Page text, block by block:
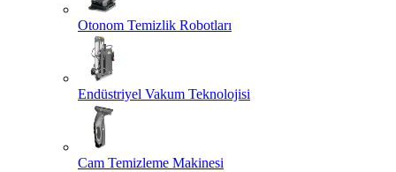
Otonom Temizlik Robotları
Endüstriyel Vakum Teknolojisi
Cam Temizleme Makinesi